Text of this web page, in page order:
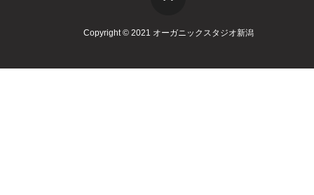
Copyright © 2021 オーガニックスタジオ新潟